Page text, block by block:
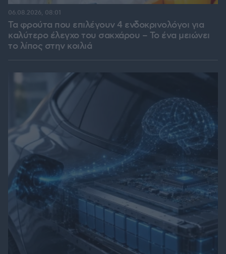
Τα φρούτα που επιλέγουν 4 ενδοκρινολόγοι για
καλύτερο έλεγχο του σακχάρου – Το ένα μειώνει
το λίπος στην κοιλιά
06.08.2026, 08:01